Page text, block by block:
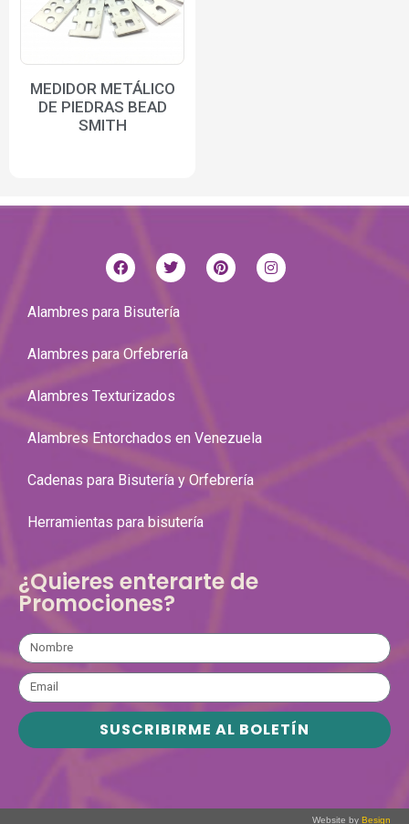
MEDIDOR METÁLICO
DE PIEDRAS BEAD
SMITH
Alambres para Bisutería
Alambres para Orfebrería
Alambres Texturizados
Alambres Entorchados en Venezuela
Cadenas para Bisutería y Orfebrería
Herramientas para bisutería
¿Quieres enterarte de
Promociones?
SUSCRIBIRME AL BOLETÍN
Website by Besign